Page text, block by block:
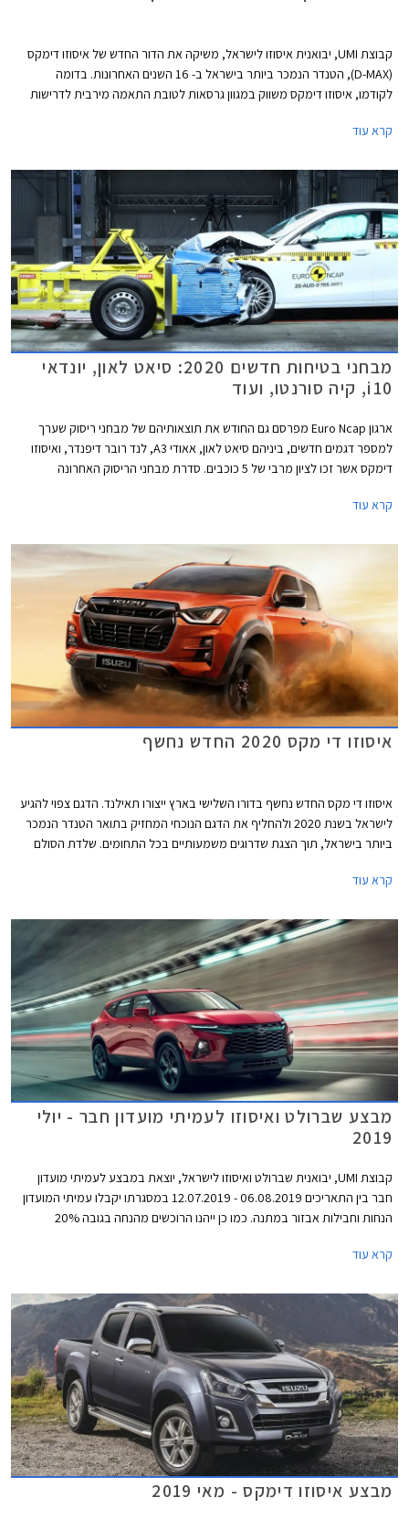
קבוצת UMI, יבואנית איסוזו לישראל, משיקה את הדור החדש של איסוזו דימקס
(D-MAX), הטנדר הנמכר ביותר בישראל ב- 16 השנים האחרונות. בדומה
לקודמו, איסוזו דימקס משווק במגוון גרסאות לטובת התאמה מירבית לדרישות
ידני או אוטומטי, והנעה אחורית או כפולה 4x4.
קרא עוד
מבחני בטיחות חדשים 2020: סיאט לאון, יונדאי
i10, קיה סורנטו, ועוד
ארגון Euro Ncap מפרסם גם החודש את תוצאותיהם של מבחני ריסוק שערך
למספר דגמים חדשים, ביניהם סיאט לאון, אאודי A3, לנד רובר דיפנדר, ואיסוזו
דימקס אשר זכו לציון מרבי של 5 כוכבים. סדרת מבחני הריסוק האחרונה
דרישות הבטיחות העומדות בפני היצרנים.
קרא עוד
איסוזו די מקס 2020 החדש נחשף
איסוזו די מקס החדש נחשף בדורו השלישי בארץ ייצורו תאילנד. הדגם צפוי להגיע
לישראל בשנת 2020 ולהחליף את הדגם הנוכחי המחזיק בתואר הטנדר הנמכר
ביותר בישראל, תוך הצגת שדרוגים משמעותיים בכל התחומים. שלדת הסולם
קרא עוד
מבצע שברולט ואיסוזו לעמיתי מועדון חבר - יולי
2019
קבוצת UMI, יבואנית שברולט ואיסוזו לישראל, יוצאת במבצע לעמיתי מועדון
חבר בין התאריכים 06.08.2019 - 12.07.2019 במסגרתו יקבלו עמיתי המועדון
הנחות וחבילות אבזור במתנה. כמו כן ייהנו הרוכשים מהנחה בגובה 20%
קרא עוד
מבצע איסוזו דימקס - מאי 2019